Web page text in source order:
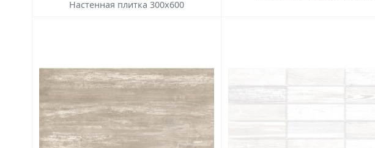
Настенная плитка 300x600